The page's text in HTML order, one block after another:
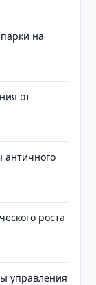
на
от
античного
роста
управления